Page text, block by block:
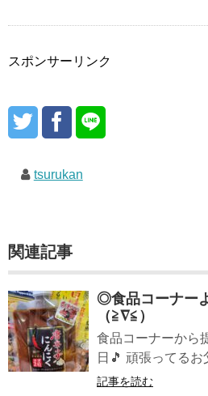
スポンサーリンク
tsurukan
関連記事
◎食品コーナー
（≧∇≦）
食品コーナーから
日🎵 頑張ってるお
記事を読む